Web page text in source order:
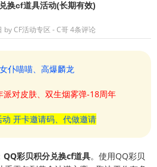
换cf道具活动(长期有效)
byCF活动专区 - C哥4条评论
仆喵喵、高爆麟龙
派对皮肤、双生烟雾弹-18周年
动 开卡邀请码、代做邀请
QQ彩贝积分兑换cf道具。使用QQ彩贝